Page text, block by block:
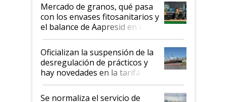
Mercado de granos, qué pasa
con los envases fitosanitarios y
el balance de Aapresid en La
Posta
Oficializan la suspensión de la
desregulación de prácticos y
hay novedades en la tarifa de
la hidrovía
Se normaliza el servicio de